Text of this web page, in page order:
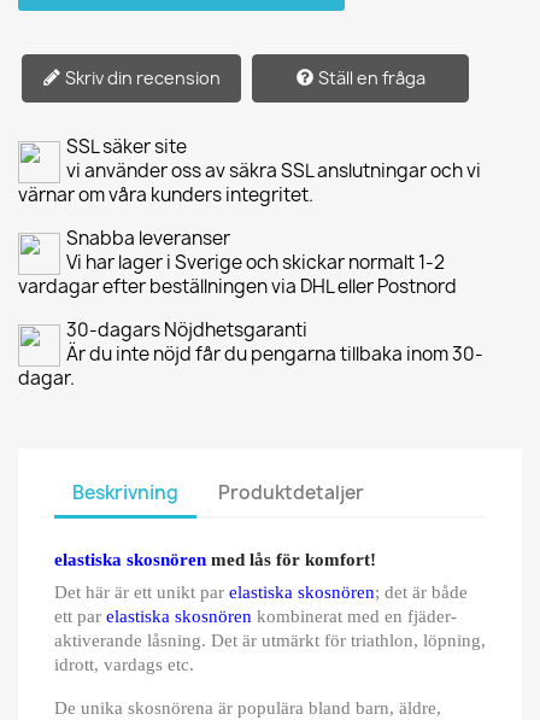
Skriv din recension Ställ en fråga
SSL säker site
vi använder oss av säkra SSL anslutningar och vi
värnar om våra kunders integritet.
Snabba leveranser
Vi har lager i Sverige och skickar normalt 1-2
vardagar efter beställningen via DHL eller Postnord
30-dagars Nöjdhetsgaranti
Är du inte nöjd får du pengarna tillbaka inom 30-
dagar.
Beskrivning Produktdetaljer
elastiska skosnören med lås för komfort!
Det här är ett unikt par elastiska skosnören; det är både
ett par elastiska skosnören kombinerat med en fjäder-
aktiverande låsning. Det är utmärkt för triathlon, löpning,
idrott, vardags etc.
De unika skosnörena är populära bland barn, äldre,